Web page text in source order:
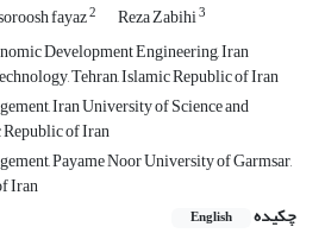
fayaz2 Reza Zabihi3
Development Engineering, Iran
Tehran, Islamic Republic of Iran
Iran University of Science and
of Iran
Payame Noor University of Garmsar,
Iran
چکیده
English